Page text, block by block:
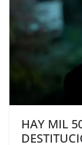
HAY MIL